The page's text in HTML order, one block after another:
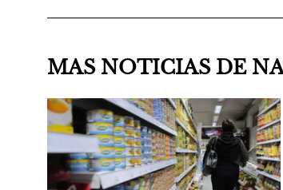
MAS NOTICIAS DE